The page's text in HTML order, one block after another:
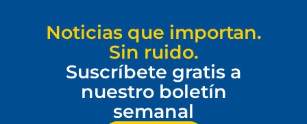
Noticias que importan.
Sin ruido.
Suscríbete gratis a
nuestro boletín
semanal